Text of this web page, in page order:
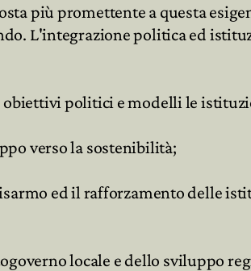
più promettente a questa
L'integrazione politica ed
politici e modelli le
verso la sostenibilità;
ed il rafforzamento delle
locale e dello sviluppo